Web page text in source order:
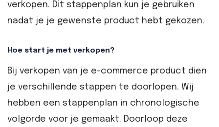
verkopen. Dit stappenplan kun je gebruiken
nadat je je gewenste product hebt gekozen.
Hoe start je met verkopen?
Bij verkopen van je e-commerce product dien
je verschillende stappen te doorlopen. Wij
hebben een stappenplan in chronologische
volgorde voor je gemaakt. Doorloop deze